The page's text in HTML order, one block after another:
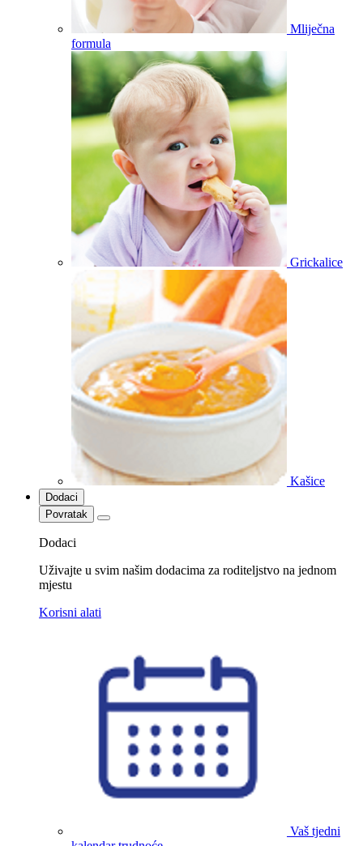
Mliječna
formula
Grickalice
Kašice
Dodaci
Povratak
Dodaci
Uživajte u svim našim dodacima za roditeljstvo na jednom
mjestu
Korisni alati
Vaš tjedni